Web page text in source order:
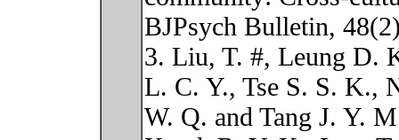
BJPsych Bulletin,
3. Liu, T. #, Leung D.
L. C. Y., Tse S. S. K.,
W. Q. and Tang J. Y.